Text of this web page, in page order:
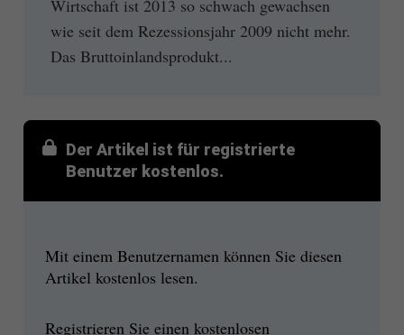
Wirtschaft ist 2013 so schwach gewachsen
wie seit dem Rezessionsjahr 2009 nicht mehr.
Das Bruttoinlandsprodukt...
Der Artikel ist für registrierte
Benutzer kostenlos.
Mit einem Benutzernamen können Sie diesen
Artikel kostenlos lesen.
Registrieren Sie einen kostenlosen